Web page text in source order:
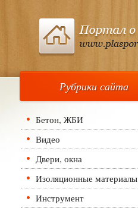
Рубрики сайта
Бетон, ЖБИ
Видео
Двери, окна
Изоляционные материалы
Инструмент